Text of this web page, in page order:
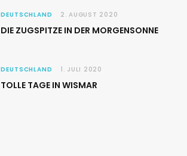
DEUTSCHLAND 2. AUGUST 2020
DIE ZUGSPITZE IN DER MORGENSONNE
DEUTSCHLAND 1. JULI 2020
TOLLE TAGE IN WISMAR